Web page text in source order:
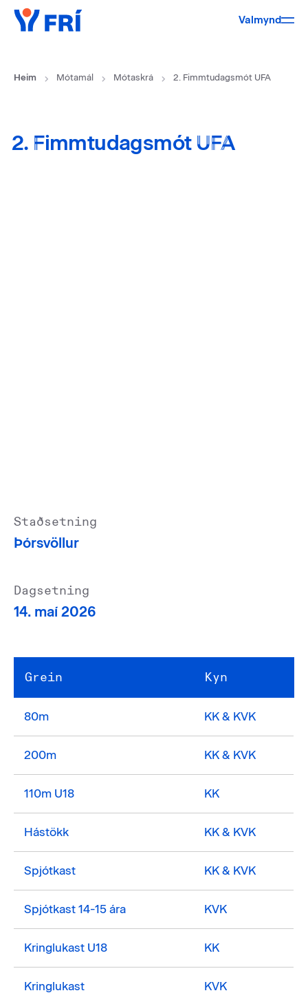
Valmynd
Heim Mótamál Mótaskrá 2. Fimmtudagsmót UFA
2. Fimmtudagsmót UFA
Staðsetning
Þórsvöllur
Dagsetning
14. maí 2026
Grein Kyn
80m KK & KVK
200m KK & KVK
110m U18 KK
Hástökk KK & KVK
Spjótkast KK & KVK
Spjótkast 14-15 ára KVK
Kringlukast U18 KK
Kringlukast KVK